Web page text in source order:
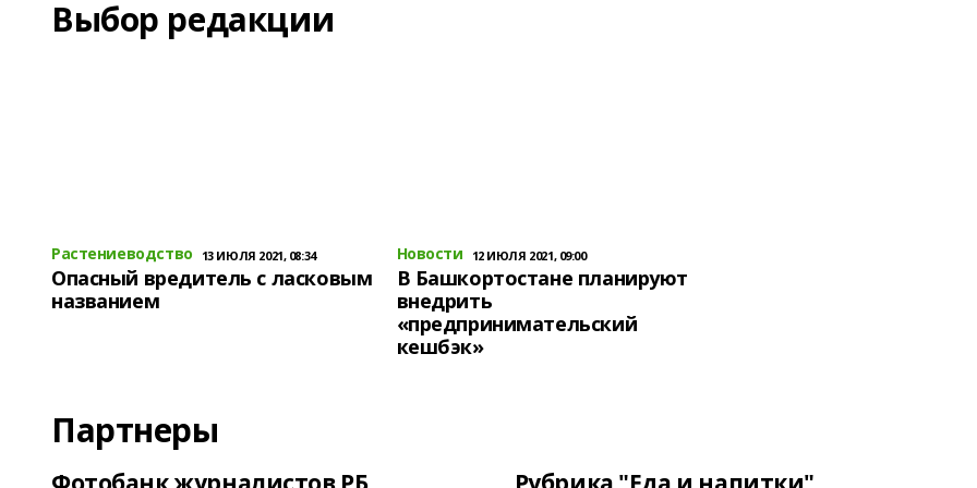
Выбор редакции
Растениеводство 13 ИЮЛЯ 2021, 08:34
Опасный вредитель с ласковым
названием
Новости 12 ИЮЛЯ 2021, 09:00
В Башкортостане планируют
внедрить
«предпринимательский
кешбэк»
Партнеры